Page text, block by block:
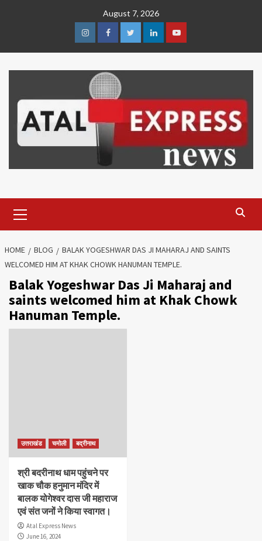
August 7, 2026
InstagramFacebookTwitterLinkedinYoutube
Menu
HOME BLOG
BALAK YOGESHWAR DAS JI MAHARAJ AND SAINTS
WELCOMED HIM AT KHAK CHOWK HANUMAN TEMPLE.
Balak Yogeshwar Das Ji Maharaj and
saints welcomed him at Khak Chowk
Hanuman Temple.
उत्तराखंड चमोली बद्रीनाथ
श्री बदरीनाथ धाम पहुंचने पर
खाक चौक हनुमान मंदिर में
बालक योगेश्वर दास जी महाराज
एवं संत जनों ने किया स्वागत।
Atal Express News
June 16, 2024